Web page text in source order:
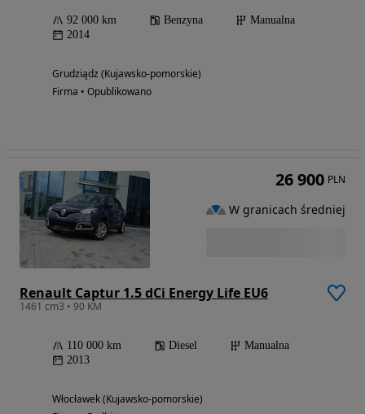
92 000 km Benzyna
Manualna
2014
Grudziądz (Kujawsko-pomorskie)
Firma • Opublikowano
Renault Captur 1.5 dCi Energy Life EU6
1461 cm3 • 90 KM
110 000 km Diesel
Manualna
2013
Włocławek (Kujawsko-pomorskie)
26 900 PLN
W granicach średniej